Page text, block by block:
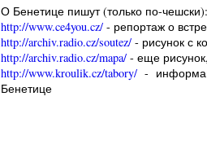
О Бенетице пишут (только по-чешски):
http://www.ce4you.cz/ - репортаж о
http://archiv.radio.cz/soutez/ - рисунок с
http://archiv.radio.cz/mapa/ - еще
http://www.kroulik.cz/tabory/ -
Бенетице